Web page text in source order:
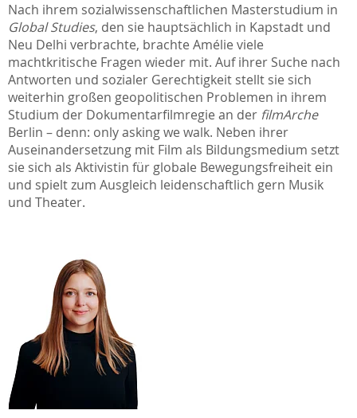
Nach ihrem sozialwissenschaftlichen Masterstudium in
Global Studies, den sie hauptsächlich in Kapstadt und
Neu Delhi verbrachte, brachte Amélie viele
machtkritische Fragen wieder mit. Auf ihrer Suche nach
Antworten und sozialer Gerechtigkeit stellt sie sich
weiterhin großen geopolitischen Problemen in ihrem
Studium der Dokumentarfilmregie an der filmArche
Berlin – denn: only asking we walk. Neben ihrer
Auseinandersetzung mit Film als Bildungsmedium setzt
sie sich als Aktivistin für globale Bewegungsfreiheit ein
und spielt zum Ausgleich leidenschaftlich gern Musik
und Theater.